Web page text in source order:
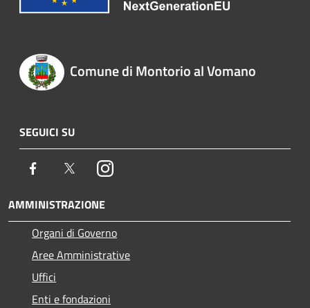
Comune di Montorio al Vomano
SEGUICI SU
Facebook TwitterInstagram
AMMINISTRAZIONE
Organi di Governo
Aree Amministrative
Uffici
Enti e fondazioni